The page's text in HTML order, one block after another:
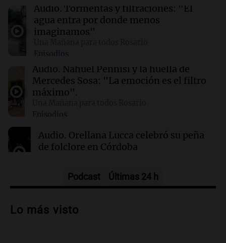
02:03 Tecnología
Airbnb acelera el lanzamiento de funciones
gracias a la inteligencia artificial en su
búsqueda
01:49 Mundo
El Pentágono solicita a la industria de defensa
un aumento en la producción de armas
01:31 Ciencia
Reducir alimentos dulces no disminuye
antojos ni mejora la salud, según estudio
Audio. Tormentas y filtraciones: "El
agua entra por donde menos
imaginamos"
Episodios
Audio. Nahuel Pennisi y la huella de
Mercedes Sosa: "La emoción es el filtro
máximo".
Episodios
Audio. Orellana Lucca celebró su peña
de folclore en Córdoba
Audio.Trágico accidente en Mendoza:
vehículos desde un puente
Podcast Últimas 24 h
Lo más visto